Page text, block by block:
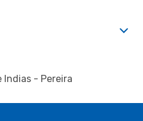
Indias - Pereira